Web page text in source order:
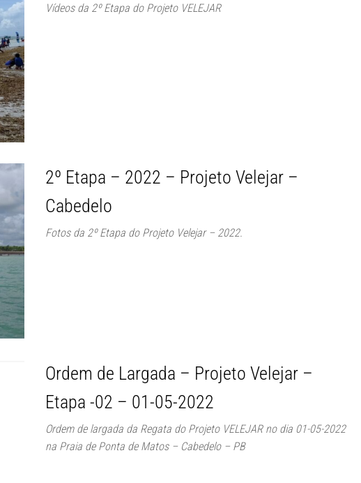
Vídeos da 2º Etapa do Projeto VELEJAR
2º Etapa – 2022 – Projeto Velejar –
Cabedelo
Fotos da 2º Etapa do Projeto Velejar – 2022.
Ordem de Largada – Projeto Velejar –
Etapa -02 – 01-05-2022
Ordem de largada da Regata do Projeto VELEJAR no dia 01-05-2022
na Praia de Ponta de Matos – Cabedelo – PB